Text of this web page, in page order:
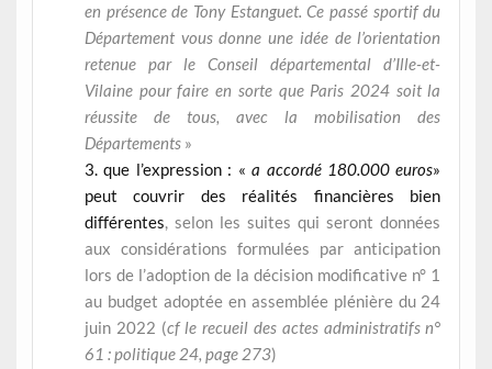
en présence de Tony Estanguet. Ce passé sportif du
Département vous donne une idée de l’orientation
retenue par le Conseil départemental d’Ille-et-
Vilaine pour faire en sorte que Paris 2024 soit la
réussite de tous, avec la mobilisation des
Départements »
que l’expression : «a accordé 180.000 euros»
peut couvrir des réalités financières bien
différentes, selon les suites qui seront données
aux considérations formulées par anticipation
lors de l’adoption de la décision modificative n° 1
au budget adoptée en assemblée plénière du 24
juin 2022 (cf le recueil des actes administratifs n°
61 : politique 24, page 273)